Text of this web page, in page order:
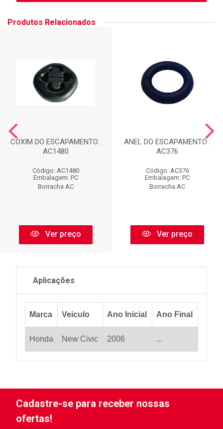
Produtos Relacionados
COXIM DO ESCAPAMENTO :
AC1480
Código: AC1480
Embalagem: PC
Borracha AC
Ver preço
ANEL DO ESCAPAMENTO :
AC376
Código: AC376
Embalagem: PC
Borracha AC
Ver preço
Aplicações
Marca Veiculo Ano Inicial Ano Final
Honda New Civic 2006 ...
Cadastre-se para receber nossas
ofertas!